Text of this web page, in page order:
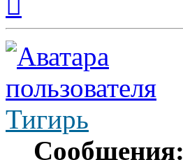
началу
Тигирь
Сообщения: